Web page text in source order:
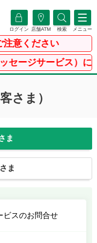
ログイン 店舗ATM 検索 メニュー
ください
ジサービス）にご
さま）
ま
ま
ビスのお問合せ